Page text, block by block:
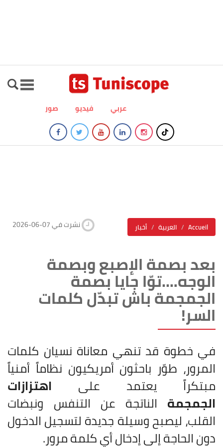
صور فيديو عربي
أخبار العربية Accueil 2026-06-07 نشرت في
بعد بصمة الإصبع وبصمة
الوجه….توّا جايا بصمة
الجمجمة باش تبدّل كلمات
السر!
في خطوة قد تنهي معاناة نسيان كلمات
المرور، طوّر باحثون أمريكيون نظاماً أمنياً
مبتكراً يعتمد على اهتزازات
الجمجمة الناتجة عن التنفس ونبضات
القلب، ليصبح وسيلة جديدة لتسجيل الدخول
دون الحاجة إلى إدخال أي كلمة مرور.